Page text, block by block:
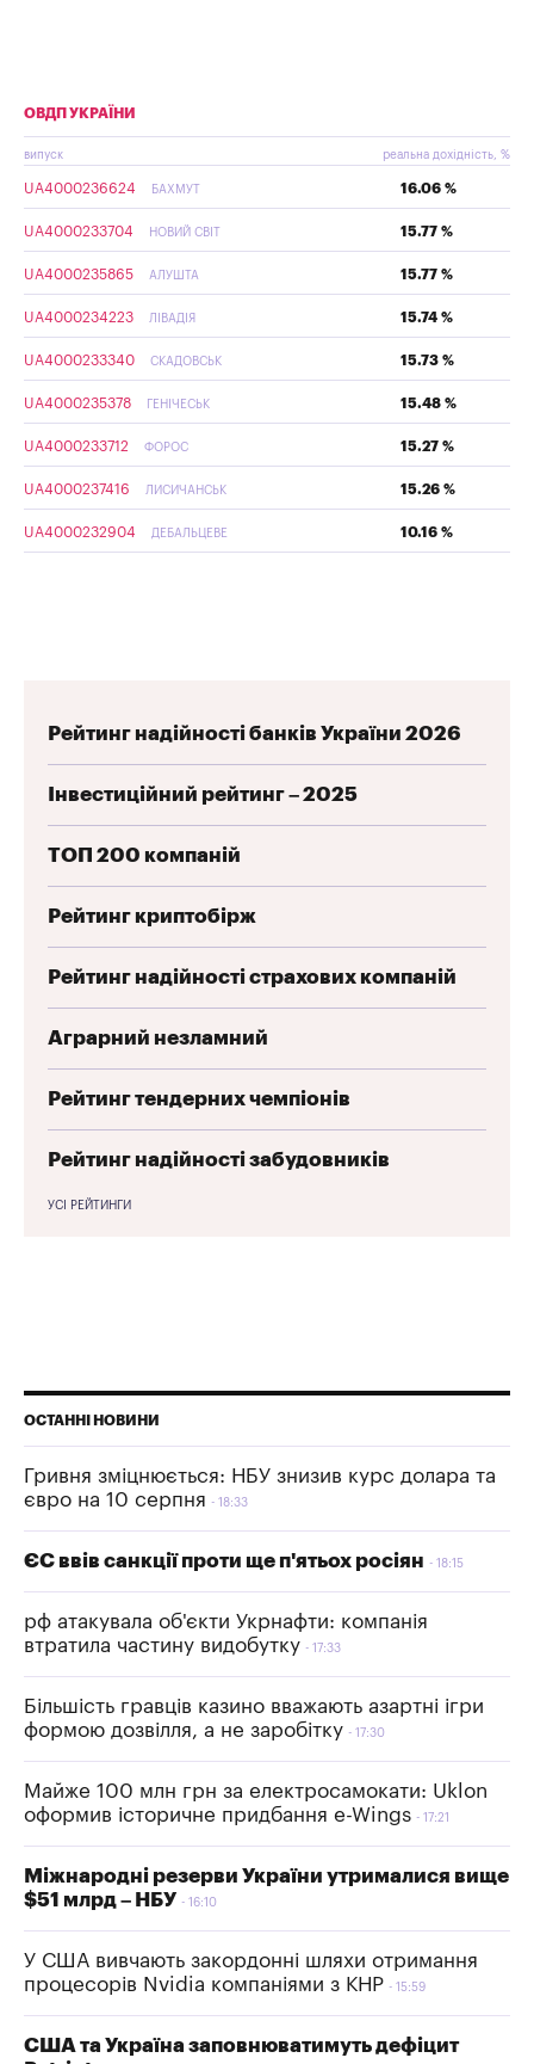
ОВДП УКРАЇНИ
випуск реальна дохідність, %
UA4000236624 БАХМУТ 16.06 %
UA4000233704 НОВИЙ СВІТ 15.77 %
UA4000235865 АЛУШТА 15.77 %
UA4000234223 ЛІВАДІЯ 15.74 %
UA4000233340 СКАДОВСЬК 15.73 %
UA4000235378 ГЕНІЧЕСЬК 15.48 %
UA4000233712 ФОРОС 15.27 %
UA4000237416 ЛИСИЧАНСЬК 15.26 %
UA4000232904 ДЕБАЛЬЦЕВЕ 10.16 %
Рейтинг надійності банків України 2026
Інвестиційний рейтинг – 2025
ТОП 200 компаній
Рейтинг криптобірж
Рейтинг надійності страхових компаній
Аграрний незламний
Рейтинг тендерних чемпіонів
Рейтинг надійності забудовників
УСІ РЕЙТИНГИ
ОСТАННІ НОВИНИ
Гривня зміцнюється: НБУ знизив курс долара та
євро на 10 серпня
18:33
ЄС ввів санкції проти ще п'ятьох росіян 18:15
рф атакувала об'єкти Укрнафти: компанія
втратила частину видобутку
17:33
Більшість гравців казино вважають азартні ігри
формою дозвілля, а не заробітку
17:30
Майже 100 млн грн за електросамокати: Uklon
оформив історичне придбання e-Wings
17:21
Міжнародні резерви України утрималися вище
$51 млрд – НБУ
16:10
У США вивчають закордонні шляхи отримання
процесорів Nvidia компаніями з КНР
15:59
США та Україна заповнюватимуть дефіцит